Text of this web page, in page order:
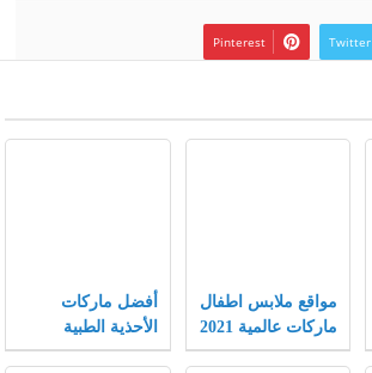
Twitter
Pinterest
مواقع ملابس اطفال
ماركات عالمية 2021
أفضل ماركات
الأحذية الطبية
النسائية